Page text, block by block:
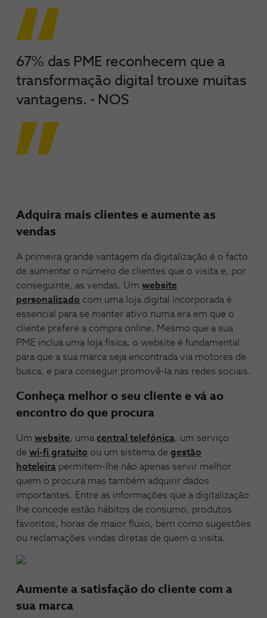
67% das PME reconhecem que a
transformação digital trouxe muitas
vantagens. - NOS
Adquira mais clientes e aumente as
vendas
A primeira grande vantagem da digitalização é o facto
de aumentar o número de clientes que o visita e, por
conseguinte, as vendas. Um website
personalizado com uma loja digital incorporada é
essencial para se manter ativo numa era em que o
cliente prefere a compra online. Mesmo que a sua
PME inclua uma loja física, o website é fundamental
para que a sua marca seja encontrada via motores de
busca, e para conseguir promovê-la nas redes sociais.
Conheça melhor o seu cliente e vá ao
encontro do que procura
Um website, uma central telefónica, um serviço
de wi-fi gratuito ou um sistema de gestão
hoteleira permitem-lhe não apenas servir melhor
quem o procura mas também adquirir dados
importantes. Entre as informações que a digitalização
lhe concede estão hábitos de consumo, produtos
favoritos, horas de maior fluxo, bem como sugestões
ou reclamações vindas diretas de quem o visita.
Aumente a satisfação do cliente com a
sua marca